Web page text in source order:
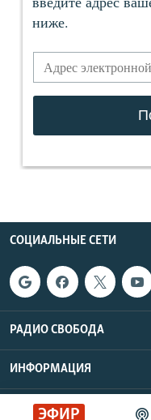
ЭФИР
СОЦИАЛЬНЫЕ СЕТИ
РАДИО СВОБОДА
ИНФОРМАЦИЯ
Радио Свобода ©